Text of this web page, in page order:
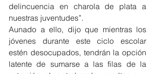
delincuencia en charola de plata a
nuestras juventudes”.
Aunado a ello, dijo que mientras los
jóvenes durante este ciclo escolar
estén desocupados, tendrán la opción
latente de sumarse a las filas de la